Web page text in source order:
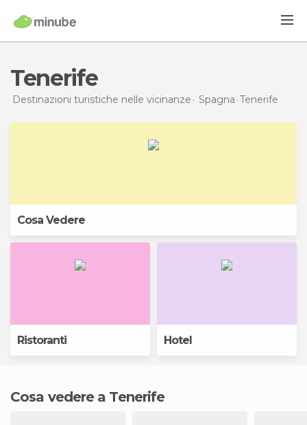
Tenerife
Destinazioni turistiche nelle vicinanze Spagna Tenerife
Cosa Vedere
Ristoranti Hotel
Cosa vedere a Tenerife